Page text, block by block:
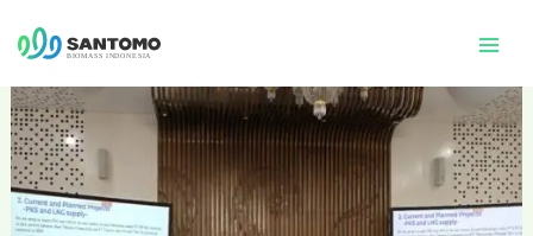
を
ス
キ
ッ
プ